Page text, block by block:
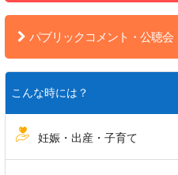
パブリックコメント・公聴会
こんな時には？
妊娠・出産・子育て